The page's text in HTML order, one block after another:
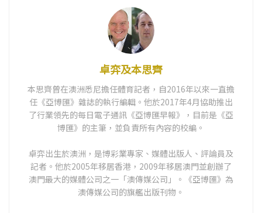
卓弈及本思齊
本思齊曾在澳洲悉尼擔任體育記者，自2016年以來一直擔
任《亞博匯》雜誌的執行編輯。他於2017年4月協助推出
了行業領先的每日電子通訊《亞博匯早報》，目前是《亞
博匯》的主筆，並負責所有內容的校編。
卓弈出生於澳洲，是博彩業專家、媒體出版人、評論員及
記者。他於2005年移居香港，2009年移居澳門並創辦了
澳門最大的媒體公司之一「澳傳媒公司」。《亞博匯》為
澳傳媒公司的旗艦出版刊物。